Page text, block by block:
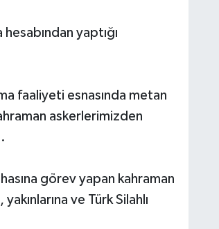
yaptığı
faaliyeti esnasında metan
askerlerimizden
görev yapan kahraman
ve Türk Silahlı